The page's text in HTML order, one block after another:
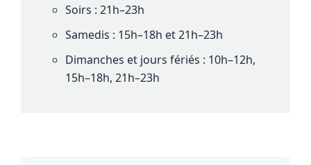
Soirs : 21h–23h
Samedis : 15h–18h et 21h–23h
Dimanches et jours fériés : 10h–12h,
15h–18h, 21h–23h